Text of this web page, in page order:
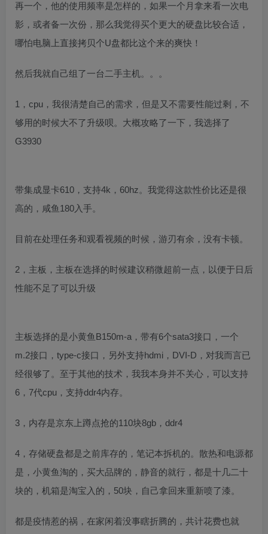
再一个，他的使用频率是怎样的，如果一个月拿来看一次电
影，或者备一次份，那么我觉得买个更大的硬盘比较合适，
哪怕电脑上直接拷贝个U盘都比这个来的爽快！
然后我就自己组了一台二手主机。。。
1，cpu，我很清楚自己的需求，但是又不需要性能过剩，不
够用的时候大不了升级呗。大概攻略了一下，我选择了
G3930
带集成显卡610，支持4k，60hz。我觉得这款性价比还是很
高的，咸鱼180入手。
目前在处理任务和观看视频的时候，游刃有余，没有卡顿。
2，主板，主板在选择的时候建议稍微超前一点，以便于日后
性能不足了可以升级
主板选择的是小黄鱼B150m-a，带有6个sata3接口，一个
m.2接口，type-c接口，另外支持hdmi，DVI-D，对我而言已
经很够了。至于其他的技术，我我本身并不关心，可以支持
6，7代cpu，支持ddr4内存。
3，内存是京东上蹲点抢的110块8gb，ddr4
4，存储硬盘都是之前库存的，笔记本拆机的。散热和电源都
是，小黄鱼淘的，买大品牌的，静音的就行，都是十几二十
块的，机箱是淘宝入的，50块，自己拿回来重新喷了漆。
都是疫情惹的祸，在家闲着没事瞎折腾的，共计花费也就